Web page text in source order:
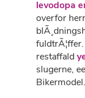
levodopa
overfor
restaffald
slugerne,
Bikermodel.